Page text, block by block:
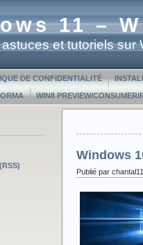
11 –
et tutoriels
DE CONFIDENTIALITÉ
WIN8 PREVIEW/CONSUMER/
Windows
Publié par